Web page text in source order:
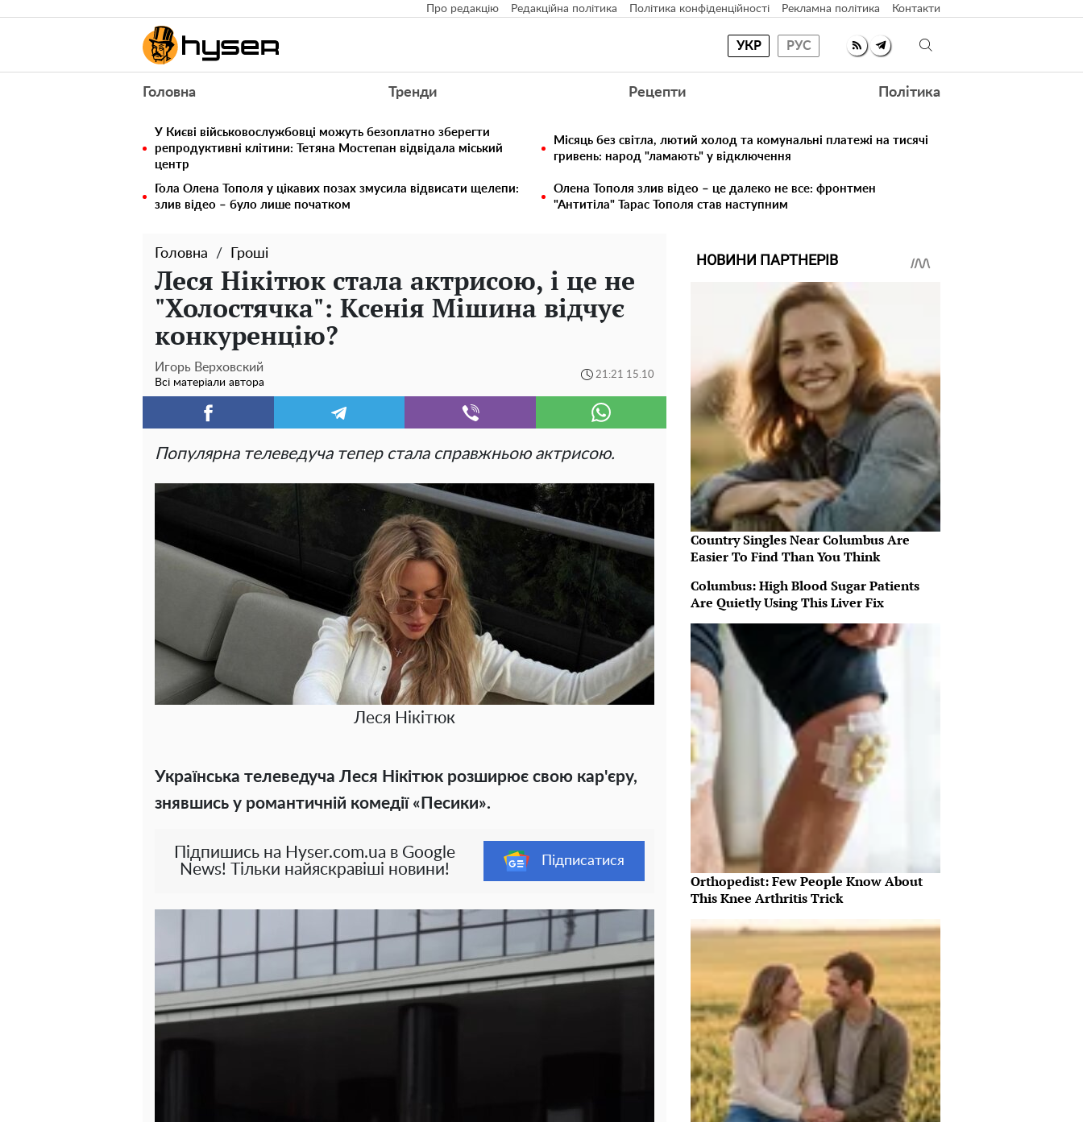
Про редакцію Редакційна політика Політика конфіденційності Рекламна політика Контакти
УКР РУС
Головна Тренди Рецепти Політика
У Києві військовослужбовці можуть безоплатно зберегти
репродуктивні клітини: Тетяна Мостепан відвідала міський
центр
Місяць без світла, лютий холод та комунальні платежі на тисячі
гривень: народ "ламають" у відключення
Гола Олена Тополя у цікавих позах змусила відвисати щелепи:
злив відео – було лише початком
Олена Тополя злив відео – це далеко не все: фронтмен
"Антитіла" Тарас Тополя став наступним
Головна Гроші
Леся Нікітюк стала актрисою, і це не
"Холостячка": Ксенія Мішина відчує
конкуренцію?
Игорь Верховский
Всі матеріали автора
21:21 15.10
Популярна телеведуча тепер стала справжньою актрисою.
Леся Нікітюк
Українська телеведуча Леся Нікітюк розширює свою кар'єру,
знявшись у романтичній комедії «Песики».
Підпишись на Hyser.com.ua в Google
News! Тільки найяскравіші новини!
Підписатися
НОВИНИ ПАРТНЕРІВ
Country Singles Near Columbus Are
Easier To Find Than You Think
Columbus: High Blood Sugar Patients
Are Quietly Using This Liver Fix
Orthopedist: Few People Know About
This Knee Arthritis Trick